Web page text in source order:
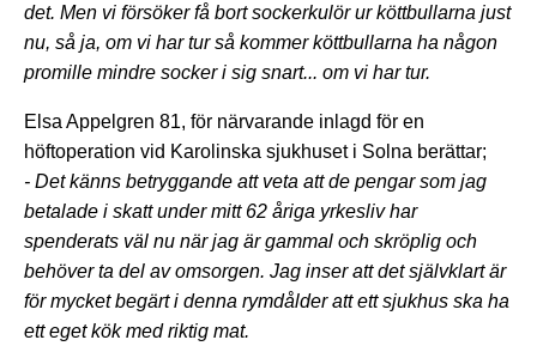
det. Men vi försöker få bort sockerkulör ur köttbullarna just
nu, så ja, om vi har tur så kommer köttbullarna ha någon
promille mindre socker i sig snart... om vi har tur.
Elsa Appelgren 81, för närvarande inlagd för en
höftoperation vid Karolinska sjukhuset i Solna berättar;
- Det känns betryggande att veta att de pengar som jag
betalade i skatt under mitt 62 åriga yrkesliv har
spenderats väl nu när jag är gammal och skröplig och
behöver ta del av omsorgen. Jag inser att det självklart är
för mycket begärt i denna rymdålder att ett sjukhus ska ha
ett eget kök med riktig mat.